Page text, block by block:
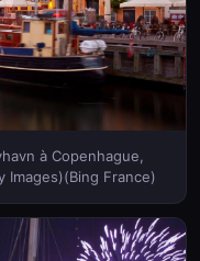
à Copenhague,
Images)(Bing France)